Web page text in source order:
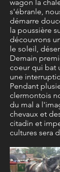
wagon la
s'ébranle,
démarre
la poussière
découvrons
le soleil,
Demain
coeur qui bat
une
Pendant
clermontois
du mal a
chevaux et
citadin et
cultures sera